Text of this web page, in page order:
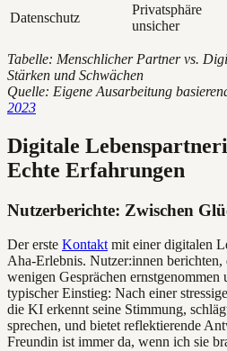
Datenschutz
Privatsphäre
unsicher
Tabelle: Menschlicher Partner vs.
Stärken und Schwächen
Quelle: Eigene Ausarbeitung
2023
Digitale
Echte Erfahrungen
Nutzerberichte: Zwischen
Der erste Kontakt mit einer digitalen
Aha-Erlebnis. Nutzer:innen berichten,
wenigen Gesprächen
typischer Einstieg: Nach einer
die KI erkennt seine Stimmung,
sprechen, und bietet reflektierende
Freundin ist immer da, wenn ich sie